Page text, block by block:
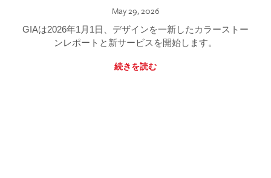
May 29, 2026
GIAは2026年1月1日、デザインを一新したカラーストー
ンレポートと新サービスを開始します。
続きを読む